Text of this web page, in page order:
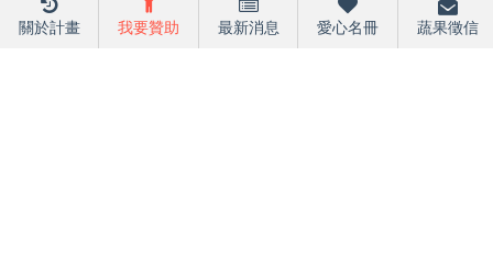
關於計畫 我要贊助 最新消息 愛心名冊 蔬果徵信